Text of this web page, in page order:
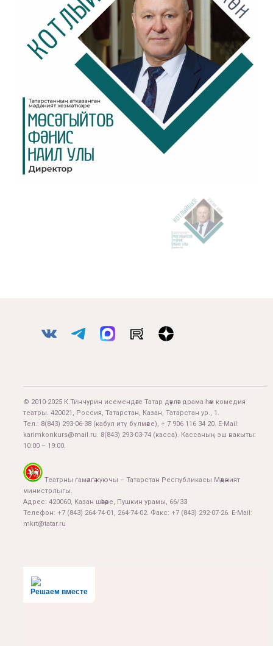
© 2010-2025 К.Тинчурин исемендәге Татар дәүләт драма һәм комедия
театры. 420021, Россия, Татарстан, Казан, Татарстан ур., 1.
Тел.: 8(843) 293-06-38 (кабул итү бүлмәсе), + 7 906 116 34 20. E-Mail:
karimkonkurs@mail.ru. 8(843) 293-03-74 (касса). Кассаның эш вакыты:
10:00 – 19:00.
Театрны гамәлгә куючы – Татарстан Республикасы Мәдәният
министрлыгы.
Адрес: 420060, Казан шәһәре, Пушкин урамы, 66/33
Телефон: +7 (843) 264-74-01, 264-74-02. Факс: +7 (843) 292-07-26. E-Mail:
mkrt@tatar.ru
Решаем вместе